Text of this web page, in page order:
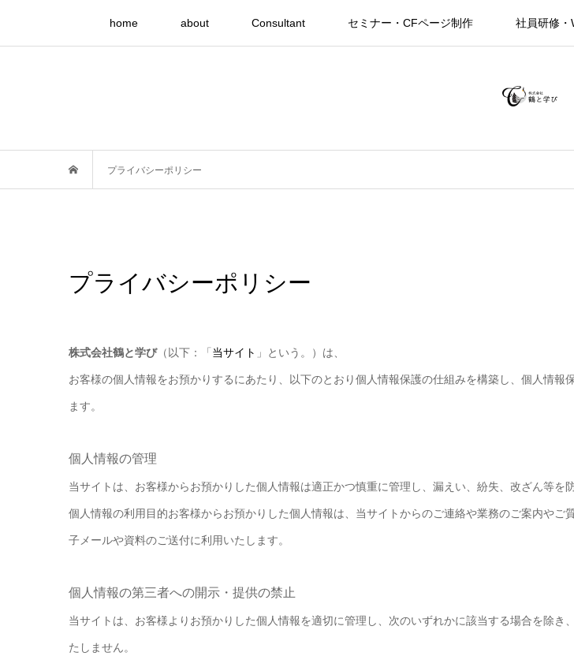
home about Consultant セミナー・CFページ制作 社員研修
プライバシーポリシー
プライバシーポリシー
株式会社鶴と学び（以下：「当サイト 」という。）は、
お客様の個人情報をお預かりするにあたり、以下のとおり個人情報保護の仕組みを構築し、個人情報
ます。
個人情報の管理
当サイトは、お客様からお預かりした個人情報は適正かつ慎重に管理し、漏えい、紛失、改ざん等を
個人情報の利用目的お客様からお預かりした個人情報は、当サイトからのご連絡や業務のご案内やご
子メールや資料のご送付に利用いたします。
個人情報の第三者への開示・提供の禁止
当サイトは、お客様よりお預かりした個人情報を適切に管理し、次のいずれかに該当する場合を除き、
たしません。